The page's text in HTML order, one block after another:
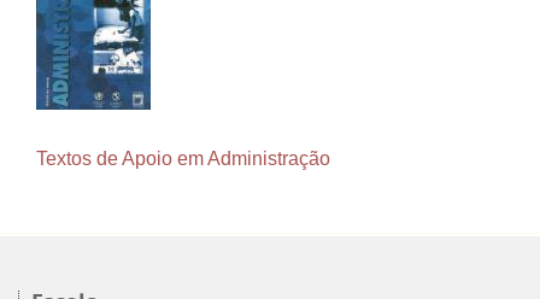
Textos de Apoio em Administração